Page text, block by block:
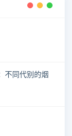
不同代别的烟